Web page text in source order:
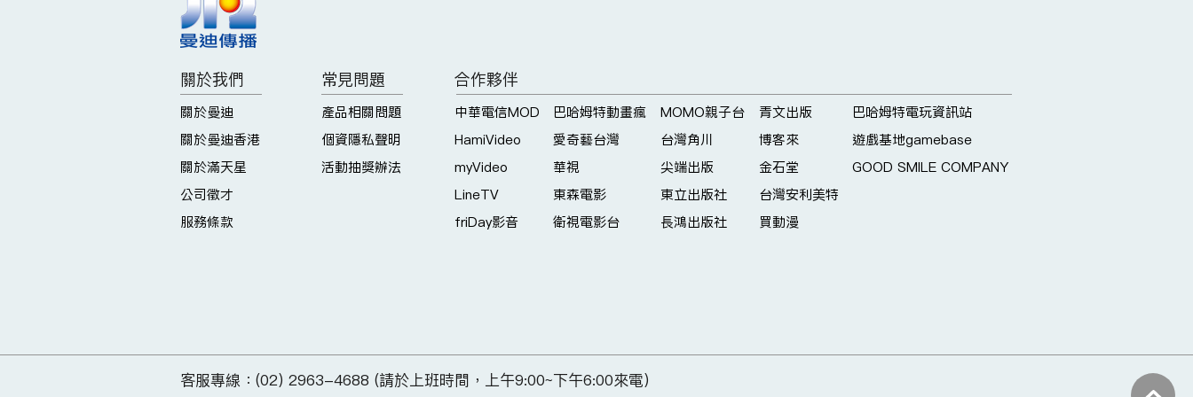
關於我們
關於曼迪
關於曼迪香港
關於滿天星
公司徵才
服務條款
常見問題
產品相關問題
個資隱私聲明
活動抽獎辦法
合作夥伴
中華電信MOD
HamiVideo
myVideo
LineTV
friDay影音
巴哈姆特動畫瘋
愛奇藝台灣
華視
東森電影
衛視電影台
MOMO親子台
台灣角川
尖端出版
東立出版社
長鴻出版社
青文出版
博客來
金石堂
台灣安利美特
買動漫
巴哈姆特電玩資訊站
遊戲基地gamebase
GOOD SMILE COMPANY
客服專線：(02) 2963-4688 (請於上班時間，上午9:00~下午6:00來電)